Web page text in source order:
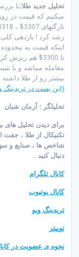
تحلیل جدید طلا:
میکنیم که قیمت در
بیشتر رو از طلا داشته
(این پست در تریدینگ
تحلیلگر : آرمان شبان
برای دیدن تحلیل های
تکنیکال از طلا ، جفت
شاخص ها ، صنایع و
دنبال کنید .
کانال تلگرام
کانال یوتیوب
تریدینگ ویو
توییتر
نحوه ی عضویت در